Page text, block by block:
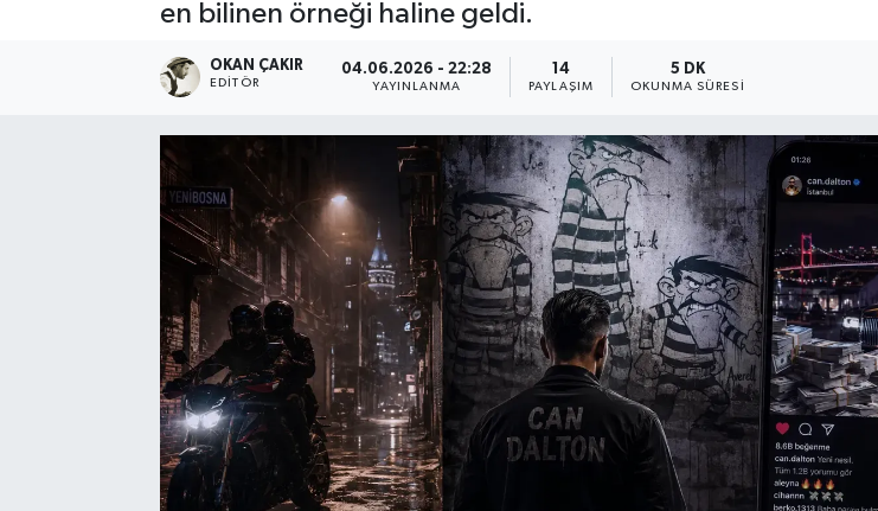
en bilinen örneği haline geldi.
OKAN ÇAKIR
EDITÖR
04.06.2026 - 22:28
YAYINLANMA
14
PAYLAŞIM
5 DK
OKUNMA SÜRESI
TEKNOLOJİ